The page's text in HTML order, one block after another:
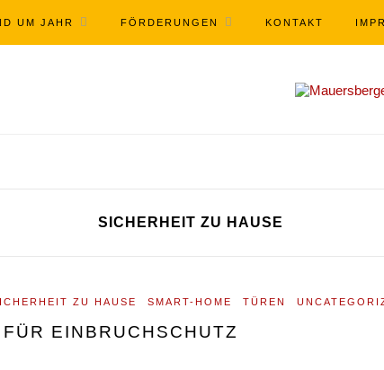
UM JAHR FÖRDERUNGEN KONTAKT
SICHERHEIT ZU HAUSE
ZU HAUSE SMART-HOME TÜREN
EINBRUCHSCHUTZ